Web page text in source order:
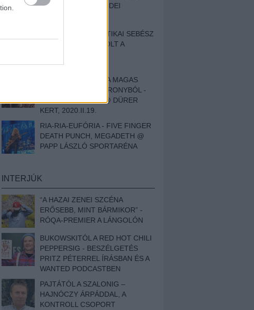
BESZÁMOLÓNK AZ IDEI
EGY HALLÁSPLASZTIKAI SEBÉSZ
NAPLÓJA - ILYEN VOLT A
DOKUMENTUMFILM
MÉLY FÉRFIBÁNAT A MAGAS
ELEFÁNTCSONTTORONYBÓL -
LEPROUS, KLONE @ DÜRER
KERT, 2020.II.19.
RIA-RIA-EUFÓRIA - FIVE FINGER
DEATH PUNCH, MEGADETH @
PAPP LÁSZLÓ SPORTARÉNA
INTERJÚK
“A HAZAI ZENEI SZCÉNA
ERŐSEBB, MINT BÁRMIKOR” -
RÓQA-PREMIER A LÁNGOLÓN
BUKOWSKITÓL A RED HOT CHILI
PEPPERSIG - BESZÉLGETÉS
PRITZ PÉTERREL ÍRÁSBAN ÉS A
WANTED PODCASTBEN
PAJTÁTÓL A SZALONIG –
HAJNÓCZY ÁRPÁDDAL, A
KONTROLL CSOPORT